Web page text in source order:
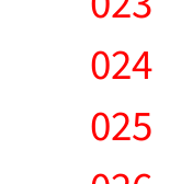
024
025